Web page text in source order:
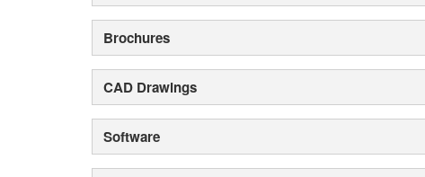
Brochures
CAD Drawings
Software